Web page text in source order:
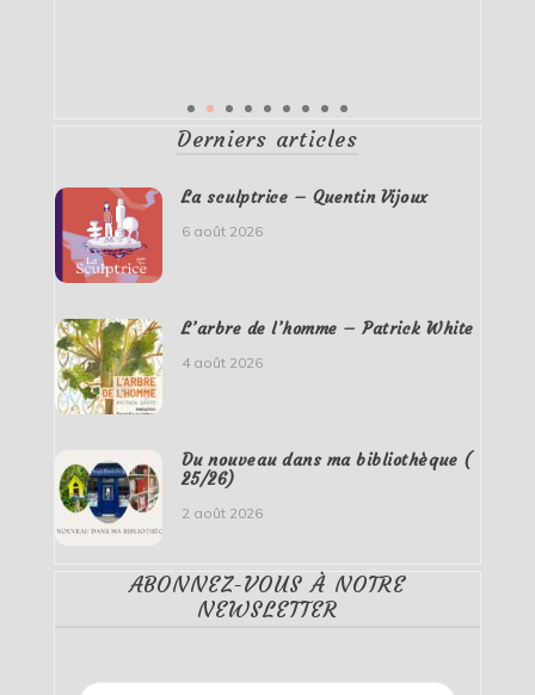
Derniers articles
La sculptrice – Quentin Vijoux
6 août 2026
L’arbre de l’homme – Patrick White
4 août 2026
Du nouveau dans ma bibliothèque (
25/26)
2 août 2026
ABONNEZ-VOUS À NOTRE
NEWSLETTER